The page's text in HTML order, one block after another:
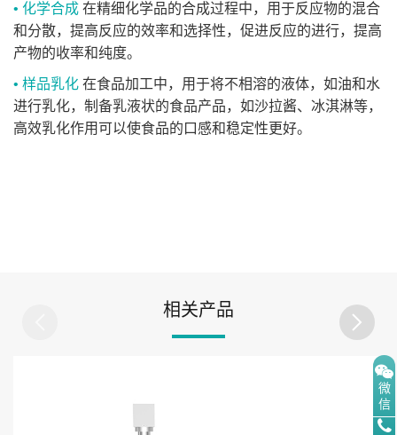
• 化学合成 在精细化学品的合成过程中，用于反应物的混合
和分散，提高反应的效率和选择性，促进反应的进行，提高
产物的收率和纯度。
• 样品乳化 在食品加工中，用于将不相溶的液体，如油和水
进行乳化，制备乳液状的食品产品，如沙拉酱、冰淇淋等，
高效乳化作用可以使食品的口感和稳定性更好。
相关产品
微
信